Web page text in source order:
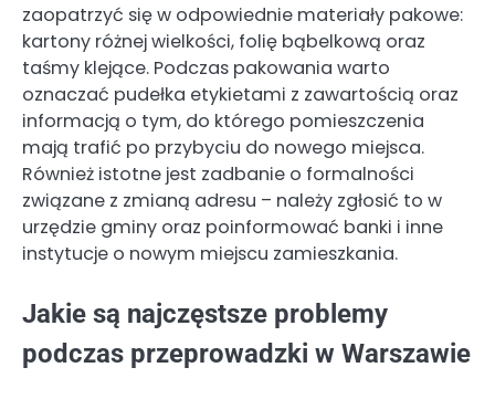
zaopatrzyć się w odpowiednie materiały pakowe:
kartony różnej wielkości, folię bąbelkową oraz
taśmy klejące. Podczas pakowania warto
oznaczać pudełka etykietami z zawartością oraz
informacją o tym, do którego pomieszczenia
mają trafić po przybyciu do nowego miejsca.
Również istotne jest zadbanie o formalności
związane z zmianą adresu – należy zgłosić to w
urzędzie gminy oraz poinformować banki i inne
instytucje o nowym miejscu zamieszkania.
Jakie są najczęstsze problemy
podczas przeprowadzki w Warszawie